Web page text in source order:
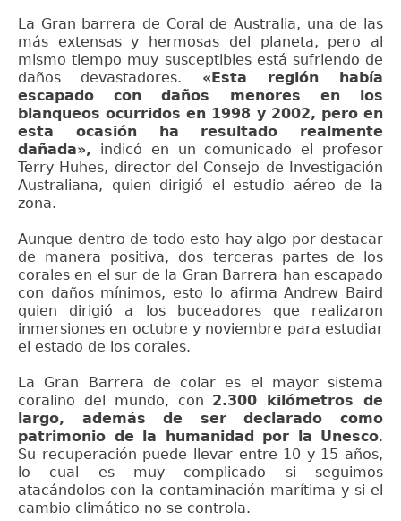
La Gran barrera de Coral de Australia, una de las
más extensas y hermosas del planeta, pero al
mismo tiempo muy susceptibles está sufriendo de
daños devastadores. «Esta región había
escapado con daños menores en los
blanqueos ocurridos en 1998 y 2002, pero en
esta ocasión ha resultado realmente
dañada», indicó en un comunicado el profesor
Terry Huhes, director del Consejo de Investigación
Australiana, quien dirigió el estudio aéreo de la
zona.
Aunque dentro de todo esto hay algo por destacar
de manera positiva, dos terceras partes de los
corales en el sur de la Gran Barrera han escapado
con daños mínimos, esto lo afirma Andrew Baird
quien dirigió a los buceadores que realizaron
inmersiones en octubre y noviembre para estudiar
el estado de los corales.
La Gran Barrera de colar es el mayor sistema
coralino del mundo, con 2.300 kilómetros de
largo, además de ser declarado como
patrimonio de la humanidad por la Unesco.
Su recuperación puede llevar entre 10 y 15 años,
lo cual es muy complicado si seguimos
atacándolos con la contaminación marítima y si el
cambio climático no se controla.